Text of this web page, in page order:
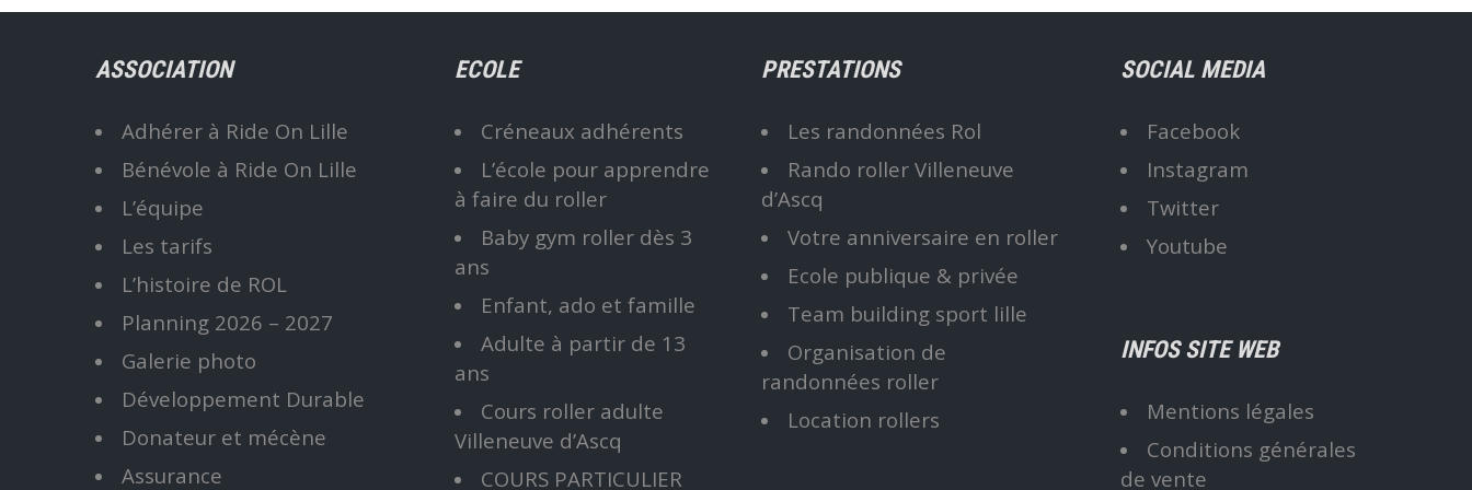
page
du
du
produit
ASSOCIATION
Adhérer à Ride On Lille
Bénévole à Ride On Lille
L’équipe
Les tarifs
L’histoire de ROL
Planning 2026 – 2027
Galerie photo
Développement Durable
Donateur et mécène
Assurance
ECOLE
Créneaux adhérents
L’école pour apprendre
à faire du roller
Baby gym roller dès 3
ans
Enfant, ado et famille
Adulte à partir de 13
ans
Cours roller adulte
Villeneuve d’Ascq
COURS PARTICULIER
PRESTATIONS
Les randonnées Rol
Rando roller Villeneuve
d’Ascq
Votre anniversaire en roller
Ecole publique & privée
Team building sport lille
Organisation de
randonnées roller
Location rollers
SOCIAL MEDIA
Facebook
Instagram
Twitter
Youtube
INFOS SITE WEB
Mentions légales
Conditions générales
de vente